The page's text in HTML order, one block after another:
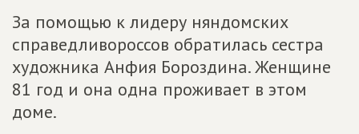
За помощью к лидеру няндомских
справедливороссов обратилась сестра
художника Анфия Бороздина. Женщине
81 год и она одна проживает в этом
доме.